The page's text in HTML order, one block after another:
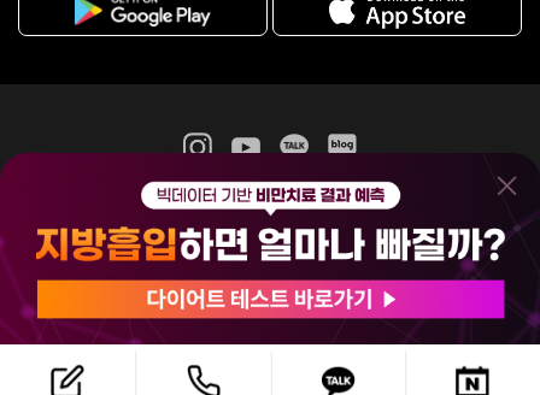
365mc 병·의원 이용약관
홈페이지 이용약관
비급여진료수가
(주)365mcㅣ서울특별시 서초구 서초대로52길 7, 3~4층(서초동, 제일빌딩)
120-87-04354ㅣ김남철
COPYRIGHT(C) 2025 365mc. ALL RIGHTS RESERVED.